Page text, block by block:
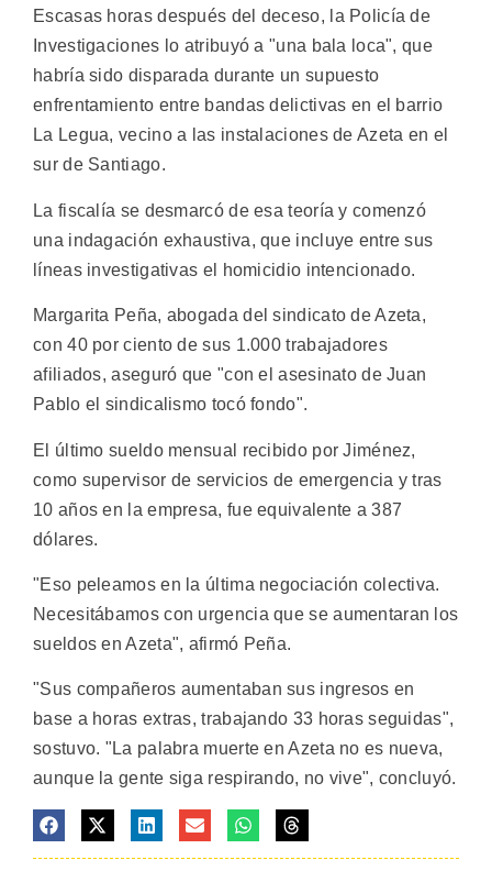
Escasas horas después del deceso, la Policía de
Investigaciones lo atribuyó a "una bala loca", que
habría sido disparada durante un supuesto
enfrentamiento entre bandas delictivas en el barrio
La Legua, vecino a las instalaciones de Azeta en el
sur de Santiago.
La fiscalía se desmarcó de esa teoría y comenzó
una indagación exhaustiva, que incluye entre sus
líneas investigativas el homicidio intencionado.
Margarita Peña, abogada del sindicato de Azeta,
con 40 por ciento de sus 1.000 trabajadores
afiliados, aseguró que "con el asesinato de Juan
Pablo el sindicalismo tocó fondo".
El último sueldo mensual recibido por Jiménez,
como supervisor de servicios de emergencia y tras
10 años en la empresa, fue equivalente a 387
dólares.
"Eso peleamos en la última negociación colectiva.
Necesitábamos con urgencia que se aumentaran los
sueldos en Azeta", afirmó Peña.
"Sus compañeros aumentaban sus ingresos en
base a horas extras, trabajando 33 horas seguidas",
sostuvo. "La palabra muerte en Azeta no es nueva,
aunque la gente siga respirando, no vive", concluyó.